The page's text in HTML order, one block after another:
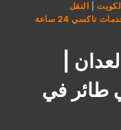
| النقل
تاكسي 24 ساعة
|
طائر في